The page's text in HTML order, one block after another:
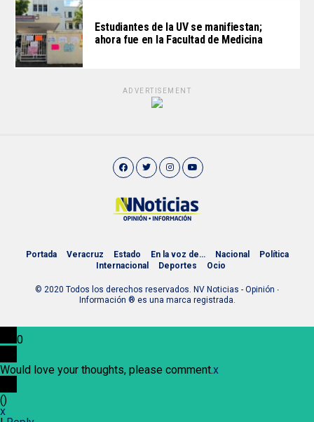
Estudiantes de la UV se manifiestan;
ahora fue en la Facultad de Medicina
ADVERTISEMENT
Portada Veracruz Estado En la voz de… Nacional
Política
Internacional
Deportes Ocio
© 2020 Todos los derechos reservados. NV Noticias - Opinión ∙
Información ® es una marca registrada.
0
Would love your thoughts, please comment.x
()
x